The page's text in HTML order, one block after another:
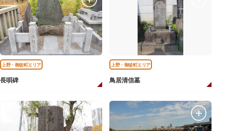
上野・御徒町エリア
長唄碑
上野・御徒町エリア
鳥居清信墓